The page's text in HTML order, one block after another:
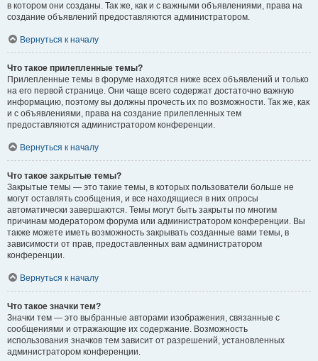
в котором они созданы. Так же, как и с важными объявлениями, права на
создание объявлений предоставляются администратором.
Вернуться к началу
Что такое прилепленные темы?
Прилепленные темы в форуме находятся ниже всех объявлений и только
на его первой странице. Они чаще всего содержат достаточно важную
информацию, поэтому вы должны прочесть их по возможности. Так же, как
и с объявлениями, права на создание прилепленных тем
предоставляются администратором конференции.
Вернуться к началу
Что такое закрытые темы?
Закрытые темы — это такие темы, в которых пользователи больше не
могут оставлять сообщения, и все находящиеся в них опросы
автоматически завершаются. Темы могут быть закрыты по многим
причинам модератором форума или администратором конференции. Вы
также можете иметь возможность закрывать созданные вами темы, в
зависимости от прав, предоставленных вам администратором
конференции.
Вернуться к началу
Что такое значки тем?
Значки тем — это выбранные авторами изображения, связанные с
сообщениями и отражающие их содержание. Возможность
использования значков тем зависит от разрешений, установленных
администратором конференции.